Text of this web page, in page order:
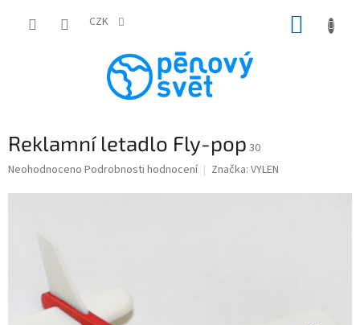
CZK
Reklamní letadlo Fly-pop 30
Průměrné
Neohodnoceno Podrobnosti hodnocení Značka: VYLEN